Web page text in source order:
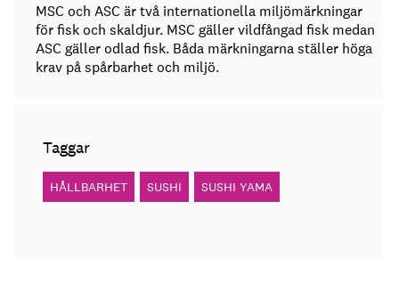
MSC och ASC är två internationella miljömärkningar
för fisk och skaldjur. MSC gäller vildfångad fisk medan
ASC gäller odlad fisk. Båda märkningarna ställer höga
krav på spårbarhet och miljö.
Taggar
HÅLLBARHET SUSHI SUSHI YAMA